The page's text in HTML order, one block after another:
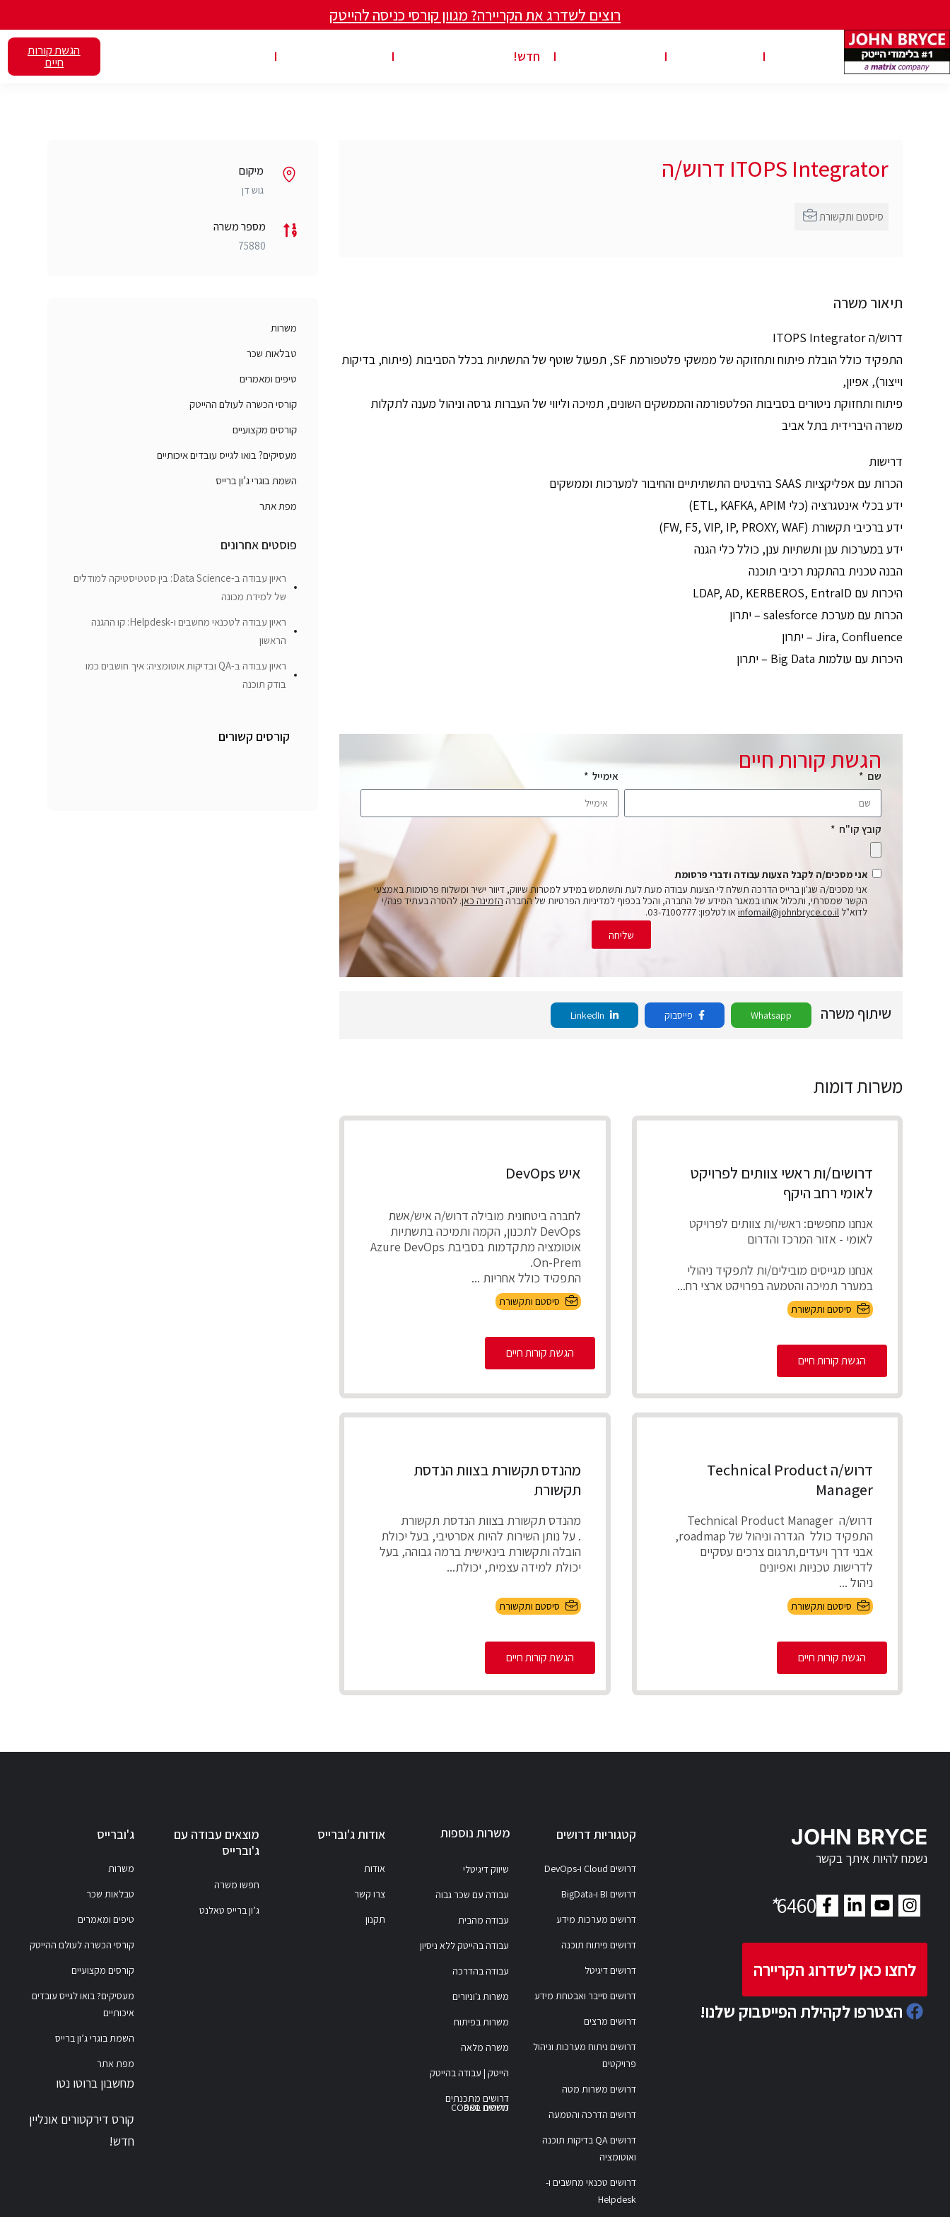
רוצים לשדרג את הקריירה? מגוון קורסי כניסה להייטק
חדש! הגשת קורות
חיים
ITOPS Integrator דרוש/ה
תיאור משרה
דרוש/ה ITOPS Integrator
התפקיד כולל הובלת פיתוח ותחזוקה של ממשקי פלטפורמת SF, תפעול שוטף של התשתיות בכלל הסביבות (פיתוח, בדיקות
וייצור), אפיון,
פיתוח ותחזוקת ניטורים בסביבות הפלטפורמה והממשקים השונים, תמיכה וליווי של העברות גרסה וניהול מענה לתקלות
משרה היברידית בתל אביב
דרישות
הכרות עם אפליקציות SAAS בהיבטים התשתיתיים והחיבור למערכות וממשקים
ידע בכלי אינטגרציה (כלי ETL, KAFKA, APIM)
ידע ברכיבי תקשורת (FW, F5, VIP, IP, PROXY, WAF)
ידע במערכות ענן ותשתיות ענן, כולל כלי הגנה
הבנה טכנית בהתקנת רכיבי תוכנה
היכרות עם LDAP, AD, KERBEROS, EntraID
הכרות עם מערכת salesforce – יתרון
Jira, Confluence – יתרון
היכרות עם עולמות Big Data – יתרון
הגשת קורות חיים
שם אימייל
קובץ קו"ח
אני מסכים/ה לקבל הצעות עבודה ודברי פרסומת
אני מסכים/ה שג'ון ברייס הדרכה תשלח לי הצעות עבודה מעת לעת ותשתמש במידע למטרות שיווק, דיוור ישיר ומשלוח פרסומות באמצעי
הקשר שמסרתי, ותכלול אותו במאגר המידע של החברה, והכל בכפוף למדיניות הפרטיות של החברה הזמינה כאן. להסרה בעתיד פנה/י
לדוא"ל infomail@johnbryce.co.il או לטלפון: 03-7100777.
שליחה
שיתוף משרה Whatsapp פייסבוק
משרות דומות
דרושים/ות ראשי צוותים לפרויקט
לאומי רחב היקף
אנחנו מחפשים: ראשי/ות צוותים לפרויקט
לאומי - אזור המרכז והדרום
אנחנו מגייסים מובילים/ות לתפקיד ניהולי
במערך תמיכה והטמעה בפרויקט ארצי רח...
סיסטם ותקשורת
הגשת קורות חיים
איש DevOps
לחברה ביטחונית מובילה דרוש/ה איש/אשת
DevOps לתכנון, הקמה ותמיכה בתשתיות
אוטומציה מתקדמות בסביבת Azure DevOps
On-Prem.
התפקיד כולל אחריות ...
סיסטם ותקשורת
הגשת קורות חיים
דרוש/ה Technical Product
Manager
דרוש/ה Technical Product Manager
התפקיד כולל הגדרה וניהול של roadmap,
אבני דרך ויעדים,תרגום צרכים עסקיים
לדרישות טכניות ואפיונים
ניהול ...
סיסטם ותקשורת
הגשת קורות חיים
מהנדס תקשורת בצוות הנדסת
תקשורת
מהנדס תקשורת בצוות הנדסת תקשורת
. על נותן השירות להיות אסרטיבי, בעל יכולת
הובלה ותקשורת בינאישית ברמה גבוהה, בעל
יכולת למידה עצמית, יכולת...
סיסטם ותקשורת
הגשת קורות חיים
מיקום
גוש דן
מספר משרה
75880
משרות
טבלאות שכר
טיפים ומאמרים
קורסי הכשרה לעולם ההייטק
קורסים מקצועיים
מעסיקים? בואו לגייס עובדים איכותיים
השמת בוגרי ג’ון ברייס
מפת אתר
פוסטים אחרונים
ראיון עבודה ב-Data Science: בין סטטיסטיקה למודלים
של למידת מכונה
ראיון עבודה לטכנאי מחשבים ו-Helpdesk: קו ההגנה
הראשון
ראיון עבודה ב-QA ובדיקות אוטומציה: איך חושבים כמו
בודק תוכנה
קורסים קשורים
JOHN BRYCE
נשמח להיות איתך בקשר
6460
*
לחצו כאן לשדרוג הקריירה
הצטרפו לקהילת הפייסבוק שלנו!
קטגוריות דרושים
דרושים Cloud ו-DevOps
דרושים BI ו-BigData
דרושים מערכות מידע
דרושים פיתוח תוכנה
דרושים דיגיטל
דרושים סייבר ואבטחת מידע
דרושים מרצים
דרושים ניתוח מערכות וניהול
פרויקטים
דרושים משרות מטה
דרושים הדרכה והטמעה
דרושים QA בדיקות תוכנה
ואוטומציה
דרושים טכנאי מחשבים ו-
Helpdesk
משרות נוספות
שיווק דיגיטלי
עבודה עם שכר גבוה
עבודה מהבית
עבודה בהייטק ללא ניסיון
עבודה בהדרכה
משרות ג'וניורים
משרות בפיתוח
משרה מלאה
הייטק | עבודה בהייטק
דרושים מתכנתים
דרושים סאפ
משרות COBOL
אודות ג'וברייס
אודות
צרו קשר
תקנון
מוצאים עבודה עם
ג'וברייס
חפשו משרה
ג’ון ברייס טאלנט
ג'וברייס
משרות
טבלאות שכר
טיפים ומאמרים
קורסי הכשרה לעולם ההייטק
קורסים מקצועיים
מעסיקים? בואו לגייס עובדים
איכותיים
השמת בוגרי ג’ון ברייס
מפת אתר
מחשבון ברוטו נטו
קורס דירקטורים אונליין
חדש!